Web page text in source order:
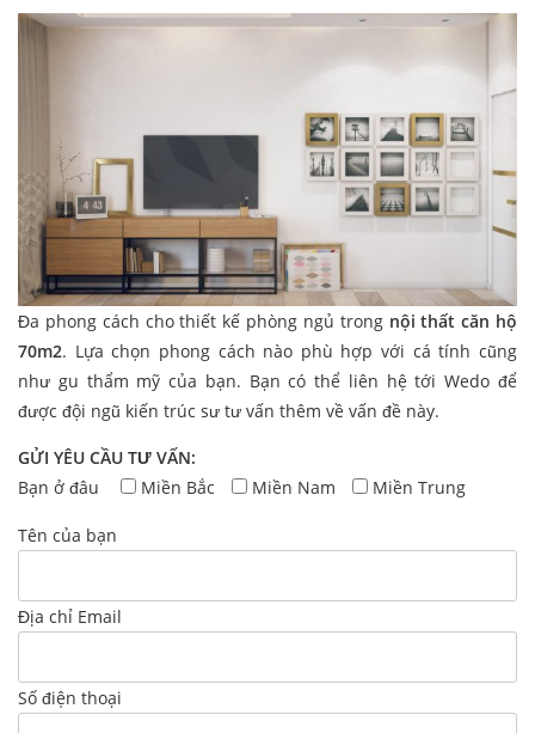
Đa phong cách cho thiết kế phòng ngủ trong nội thất căn hộ
70m2. Lựa chọn phong cách nào phù hợp với cá tính cũng
như gu thẩm mỹ của bạn. Bạn có thể liên hệ tới Wedo để
được đội ngũ kiến trúc sư tư vấn thêm về vấn đề này.
GỬI YÊU CẦU TƯ VẤN:
Bạn ở đâu
Miền Bắc Miền Nam Miền Trung
Tên của bạn
Địa chỉ Email
Số điện thoại